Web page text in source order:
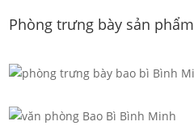
Phòng trưng bày sản phẩm